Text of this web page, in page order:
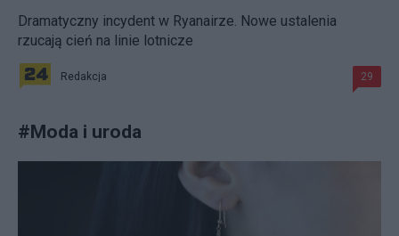
Dramatyczny incydent w Ryanairze. Nowe ustalenia
rzucają cień na linie lotnicze
Redakcja 29
#Moda i uroda